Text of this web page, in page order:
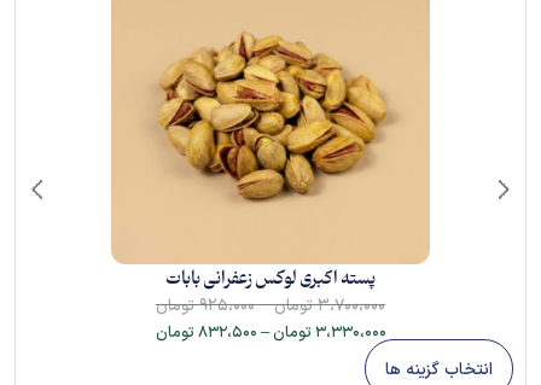
پسته اکبری لوکس زعفرانی بابات
۳،۷۰۰،۰۰۰تومان–۹۲۵،۰۰۰تومان
۳،۳۳۰،۰۰۰ تومان– ۸۳۲،۵۰۰ تومان
انتخاب گزینه ها